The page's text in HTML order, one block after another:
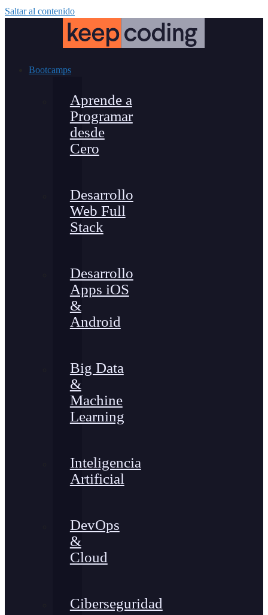
Saltar al contenido
Bootcamps
Aprende a
Programar
desde
Cero
Desarrollo
Web Full
Stack
Desarrollo
Apps iOS
&
Android
Big Data
&
Machine
Learning
Inteligencia
Artificial
DevOps
&
Cloud
Ciberseguridad